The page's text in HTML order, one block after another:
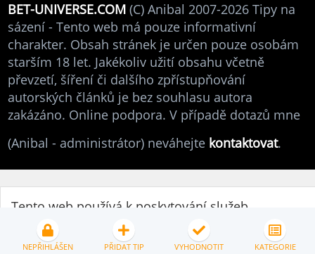
BET-UNIVERSE.COM (C) Anibal 2007-2026 Tipy na
sázení - Tento web má pouze informativní
charakter. Obsah stránek je určen pouze osobám
starším 18 let. Jakékoliv užití obsahu včetně
převzetí, šíření či dalšího zpřístupňování
autorských článků je bez souhlasu autora
zakázáno. Online podpora. V případě dotazů mne
(Anibal - administrátor) neváhejte kontaktovat.
Tento web používá k poskytování služeb,
personalizaci reklam a analýze návštěvnosti
soubory cookies. Podrobné nastavení Přijmout vše
NEPŘIHLÁŠEN PŘIDAT TIP VYHODNOTIT KATEGORIE